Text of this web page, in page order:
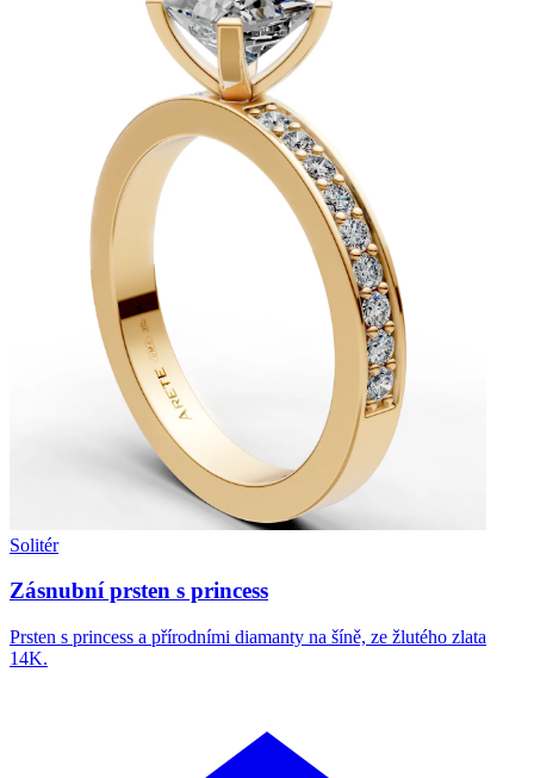
Solitér
Zásnubní prsten s princess
Prsten s princess a přírodními diamanty na šíně, ze žlutého zlata
14K.